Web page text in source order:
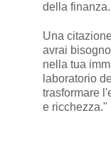
della finanza.
Una
avrai
nella tua
laboratorio
trasformare
e ricchezza."